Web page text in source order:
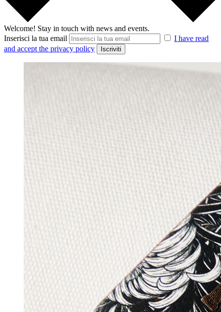
Welcome! Stay in touch with news and events.
Inserisci la tua email
I have read
and accept the privacy policy